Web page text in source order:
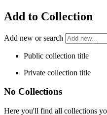
Add to Collection
Add new or search
Public collection title
Private collection title
No Collections
Here you'll find all collections